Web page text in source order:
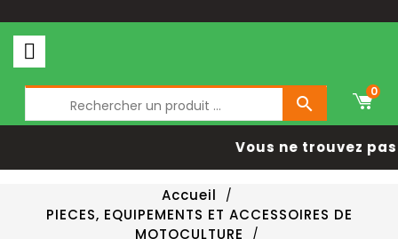

0
Vous ne trouvez
Accueil
PIECES, EQUIPEMENTS ET ACCESSOIRES DE
MOTOCULTURE